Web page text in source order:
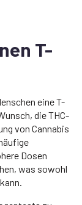
T-
eine T-
die THC-
von Cannabis
Dosen
was sowohl